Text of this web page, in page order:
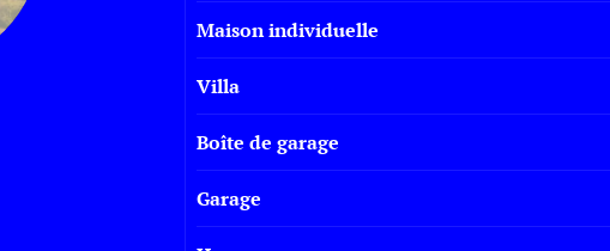
Maison individuelle
Villa
Boîte de garage
Garage